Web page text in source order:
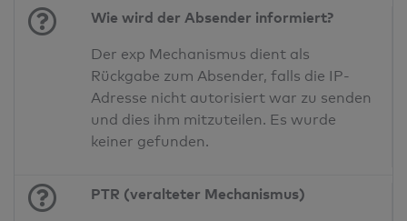
Wie wird der Absender informiert?
Der exp Mechanismus dient als
Rückgabe zum Absender, falls die IP-
Adresse nicht autorisiert war zu senden
und dies ihm mitzuteilen. Es wurde
keiner gefunden.
PTR (veralteter Mechanismus)